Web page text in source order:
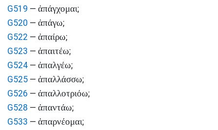
G519 — ἀπάγχομαι;
G520 — ἀπάγω;
G522 — ἀπαίρω;
G523 — ἀπαιτέω;
G524 — ἀπαλγέω;
G525 — ἀπαλλάσσω;
G526 — ἀπαλλοτριόω;
G528 — ἀπαντάω;
G533 — ἀπαρνέομαι;